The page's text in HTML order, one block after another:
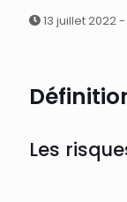
13 juillet 2022
Les